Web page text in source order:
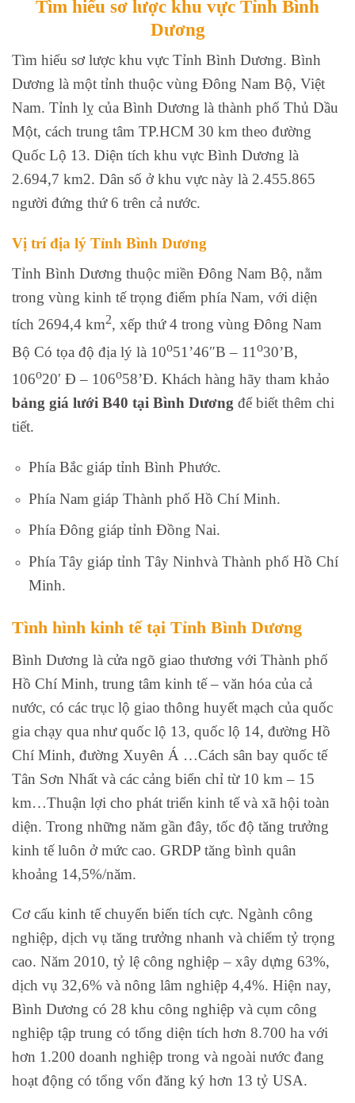
Tìm hiểu sơ lược khu vực Tỉnh Bình
Dương
Tìm hiểu sơ lược khu vực Tỉnh Bình Dương. Bình
Dương là một tỉnh thuộc vùng Đông Nam Bộ, Việt
Nam. Tỉnh lỵ của Bình Dương là thành phố Thủ Dầu
Một, cách trung tâm TP.HCM 30 km theo đường
Quốc Lộ 13. Diện tích khu vực Bình Dương là
2.694,7 km2. Dân số ở khu vực này là 2.455.865
người đứng thứ 6 trên cả nước.
Vị trí địa lý Tỉnh Bình Dương
Tỉnh Bình Dương thuộc miền Đông Nam Bộ, nằm
trong vùng kinh tế trọng điểm phía Nam, với diện
tích 2694,4 km2, xếp thứ 4 trong vùng Đông Nam
Bộ Có tọa độ địa lý là 10o51’46″B – 11 o30’B,
106o20′ Đ – 106o58’Đ. Khách hàng hãy tham khảo
bảng giá lưới B40 tại Bình Dương để biết thêm chi
tiết.
Phía Bắc giáp tỉnh Bình Phước.
Phía Nam giáp Thành phố Hồ Chí Minh.
Phía Đông giáp tỉnh Đồng Nai.
Phía Tây giáp tỉnh Tây Ninhvà Thành phố Hồ Chí
Minh.
Tình hình kinh tế tại Tỉnh Bình Dương
Bình Dương là cửa ngõ giao thương với Thành phố
Hồ Chí Minh, trung tâm kinh tế – văn hóa của cả
nước, có các trục lộ giao thông huyết mạch của quốc
gia chạy qua như quốc lộ 13, quốc lộ 14, đường Hồ
Chí Minh, đường Xuyên Á …Cách sân bay quốc tế
Tân Sơn Nhất và các cảng biển chỉ từ 10 km – 15
km…Thuận lợi cho phát triển kinh tế và xã hội toàn
diện. Trong những năm gần đây, tốc độ tăng trưởng
kinh tế luôn ở mức cao. GRDP tăng bình quân
khoảng 14,5%/năm.
Cơ cấu kinh tế chuyển biến tích cực. Ngành công
nghiệp, dịch vụ tăng trưởng nhanh và chiếm tỷ trọng
cao. Năm 2010, tỷ lệ công nghiệp – xây dựng 63%,
dịch vụ 32,6% và nông lâm nghiệp 4,4%. Hiện nay,
Bình Dương có 28 khu công nghiệp và cụm công
nghiệp tập trung có tổng diện tích hơn 8.700 ha với
hơn 1.200 doanh nghiệp trong và ngoài nước đang
hoạt động có tổng vốn đăng ký hơn 13 tỷ USA.